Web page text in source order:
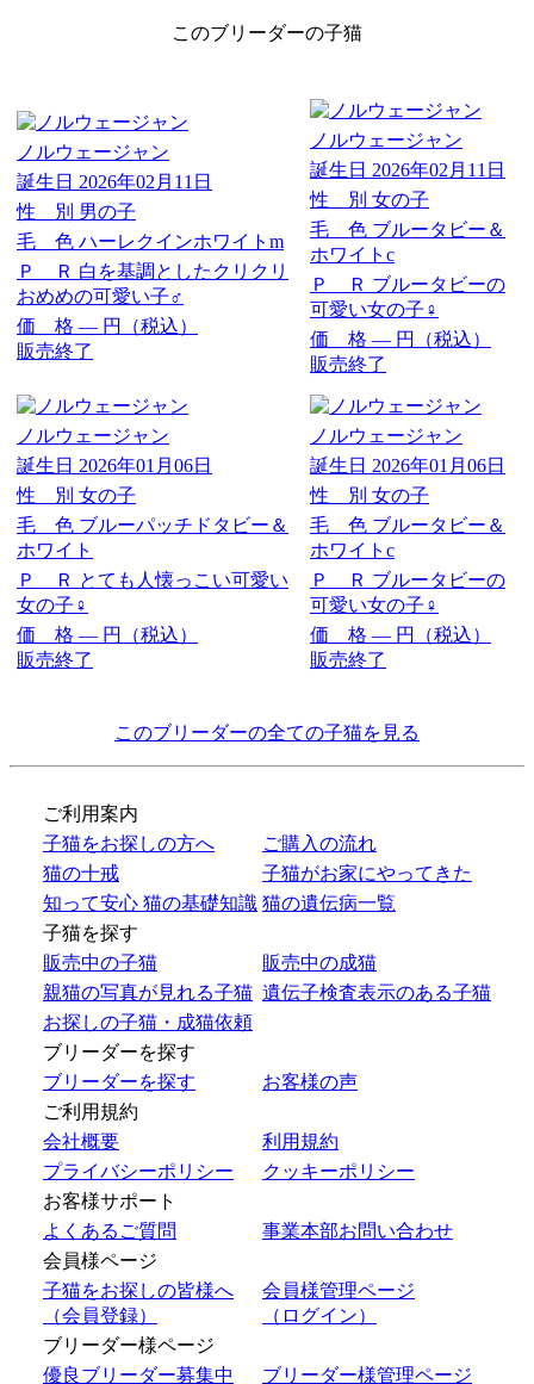
このブリーダーの子猫
ノルウェージャン
誕生日 2026年02月11日
性 別 男の子
毛 色 ハーレクインホワイトm
Ｐ Ｒ 白を基調としたクリクリ
おめめの可愛い子♂
価 格 ― 円（税込）
販売終了
ノルウェージャン
誕生日 2026年02月11日
性 別 女の子
毛 色 ブルータビー＆
ホワイトc
Ｐ Ｒ ブルータビーの
可愛い女の子♀
価 格 ― 円（税込）
販売終了
ノルウェージャン
誕生日 2026年01月06日
性 別 女の子
毛 色 ブルーパッチドタビー＆
ホワイト
Ｐ Ｒ とても人懐っこい可愛い
女の子♀
価 格 ― 円（税込）
販売終了
ノルウェージャン
誕生日 2026年01月06日
性 別 女の子
毛 色 ブルータビー＆
ホワイトc
Ｐ Ｒ ブルータビーの
可愛い女の子♀
価 格 ― 円（税込）
販売終了
このブリーダーの全ての子猫を見る
ご利用案内
子猫をお探しの方へ
ご購入の流れ
猫の十戒
子猫がお家にやってきた
知って安心 猫の基礎知識 猫の遺伝病一覧
子猫を探す
販売中の子猫
販売中の成猫
親猫の写真が見れる子猫 遺伝子検査表示のある子猫
お探しの子猫・成猫依頼
ブリーダーを探す
ブリーダーを探す
お客様の声
ご利用規約
会社概要
利用規約
プライバシーポリシー
クッキーポリシー
お客様サポート
よくあるご質問
事業本部お問い合わせ
会員様ページ
子猫をお探しの皆様へ
（会員登録）
会員様管理ページ
（ログイン）
ブリーダー様ページ
優良ブリーダー募集中
ブリーダー様管理ページ